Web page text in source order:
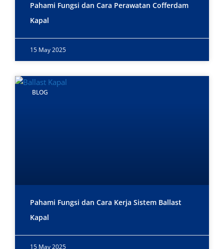
Pahami Fungsi dan Cara Perawatan Cofferdam
Kapal
15 May 2025
BLOG
Pahami Fungsi dan Cara Kerja Sistem Ballast
Kapal
15 May 2025